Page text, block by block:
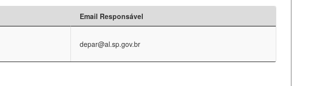
Email Responsável
depar@al.sp.gov.br